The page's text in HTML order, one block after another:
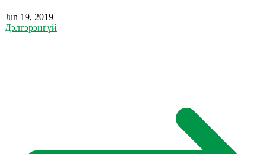
Jun 19, 2019
Дэлгэрэнгүй